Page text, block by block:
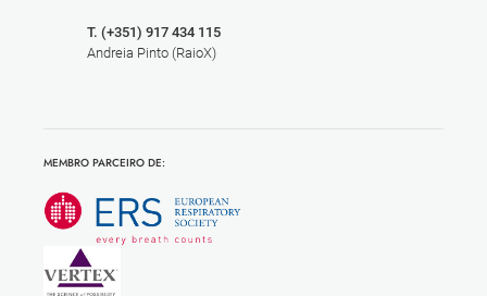
T. (+351) 917 434 115
Andreia Pinto (RaioX)
MEMBRO PARCEIRO DE: